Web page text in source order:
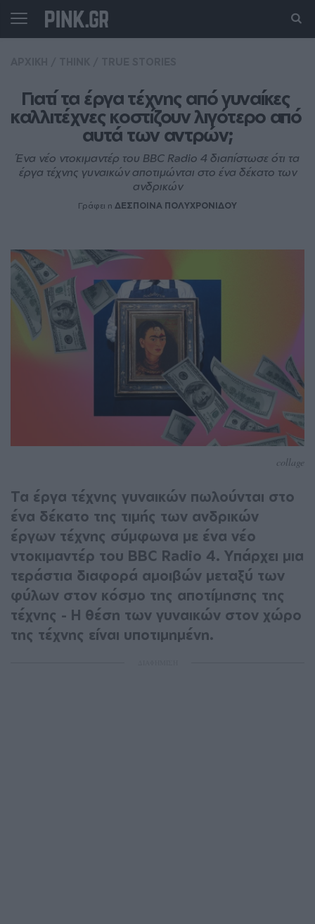
Γιατί τα έργα τέχνης από γυναίκες
καλλιτέχνες κοστίζουν λιγότερο από
αυτά των αντρών;
Ένα νέο ντοκιμαντέρ του BBC Radio 4 διαπίστωσε ότι τα
έργα τέχνης γυναικών αποτιμώνται στο ένα δέκατο των
ανδρικών
Γράφει η ΔΕΣΠΟΙΝΑ ΠΟΛΥΧΡΟΝΙΔΟΥ
collage
Τα έργα τέχνης γυναικών πωλούνται στο
ένα δέκατο της τιμής των ανδρικών
έργων τέχνης σύμφωνα με ένα νέο
ντοκιμαντέρ του BBC Radio 4. Υπάρχει μια
τεράστια διαφορά αμοιβών μεταξύ των
φύλων στον κόσμο της αποτίμησης της
τέχνης - Η θέση των γυναικών στον χώρο
της τέχνης είναι υποτιμημένη.